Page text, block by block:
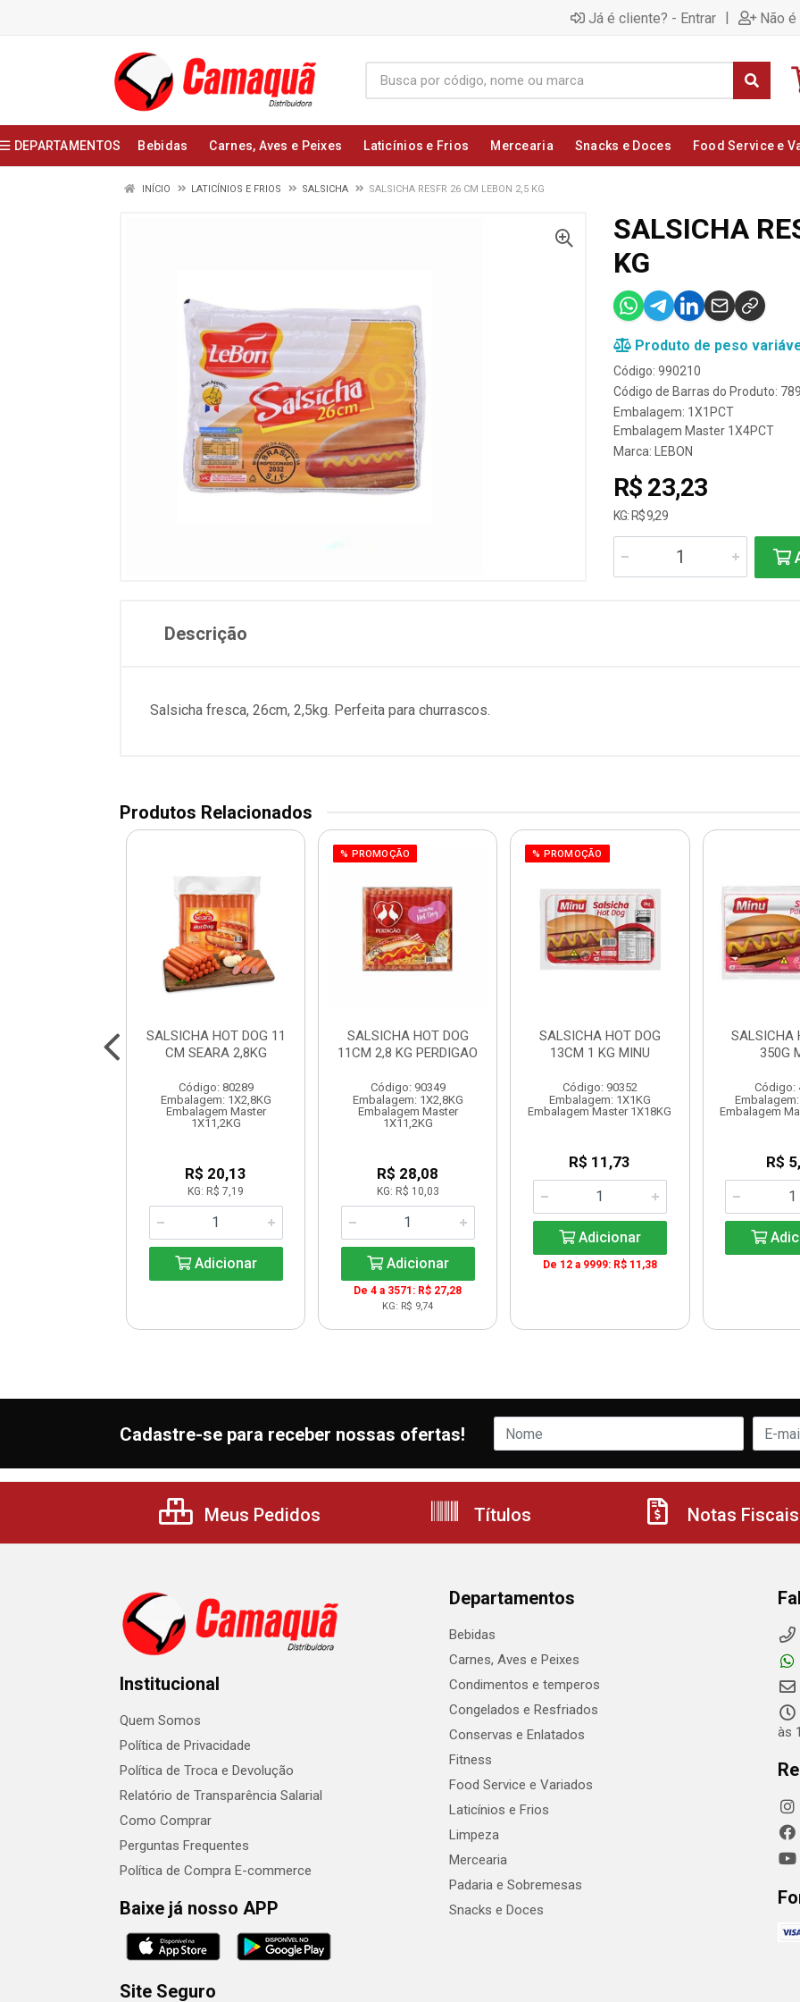
Já é cliente? - Entrar | Não
DEPARTAMENTOS Bebidas Carnes, Aves e Peixes Laticínios e Frios Mercearia Snacks e Doces Food Service e
INÍCIO LATICÍNIOS E FRIOS SALSICHA SALSICHA RESFR 26 CM LEBON 2,5 KG
SALSICHA
KG
Produto de peso
Código: 990210
Código de Barras do Produto:
Embalagem: 1X1PCT
Embalagem Master 1X4PCT
Marca:
LEBON
R$ 23,23
KG: R$ 9,29
Descrição
Salsicha fresca, 26cm, 2,5kg. Perfeita para churrascos.
Produtos Relacionados
SALSICHA HOT DOG 11
CM SEARA 2,8KG
Código: 80289
Embalagem: 1X2,8KG
Embalagem Master
1X11,2KG
R$ 20,13
KG: R$ 7,19
Adicionar
% PROMOÇÃO
SALSICHA HOT DOG
11CM 2,8 KG PERDIGAO
Código: 90349
Embalagem: 1X2,8KG
Embalagem Master
1X11,2KG
R$ 28,08
KG: R$ 10,03
Adicionar
De 4 a 3571: R$ 27,28
KG: R$ 9,74
% PROMOÇÃO
SALSICHA HOT DOG
13CM 1 KG MINU
Código: 90352
Embalagem: 1X1KG
Embalagem Master 1X18KG
R$ 11,73
Adicionar
De 12 a 9999: R$ 11,38
SALSICHA
350G
Código:
Embalagem
R$
Cadastre-se para receber nossas ofertas!
Meus Pedidos Títulos Notas Fiscais
Institucional
Quem Somos
Política de Privacidade
Política de Troca e Devolução
Relatório de Transparência Salarial
Como Comprar
Perguntas Frequentes
Política de Compra E-commerce
Baixe já nosso APP
Site Seguro
Departamentos
Bebidas
Carnes, Aves e Peixes
Condimentos e temperos
Congelados e Resfriados
Conservas e Enlatados
Fitness
Food Service e Variados
Laticínios e Frios
Limpeza
Mercearia
Padaria e Sobremesas
Snacks e Doces
às